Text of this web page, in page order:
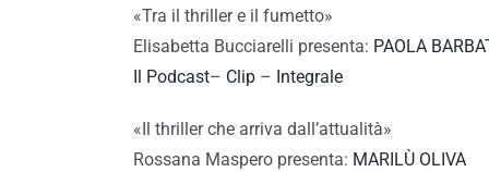
«Tra il thriller e il fumetto»
Elisabetta Bucciarelli presenta: PAOLA
Il Podcast– Clip – Integrale
«Il thriller che arriva dall’attualità»
Rossana Maspero presenta: MARILÙ OLIVA